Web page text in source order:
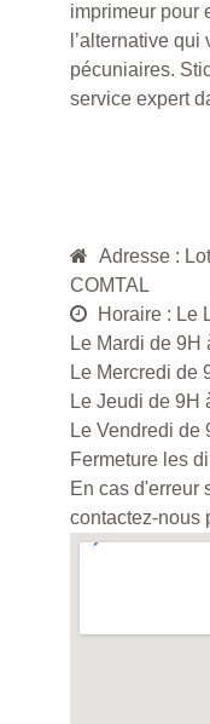
imprimeur pour
l’alternative
pécuniaires.
service expert
Adresse :
COMTAL
Horaire : Le
Le Mardi de 9H
Le Mercredi de
Le Jeudi de 9H
Le Vendredi de
Fermeture les
En cas d'erreur
contactez-nous